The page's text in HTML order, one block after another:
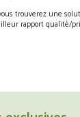
trouverez une
rapport qualité/